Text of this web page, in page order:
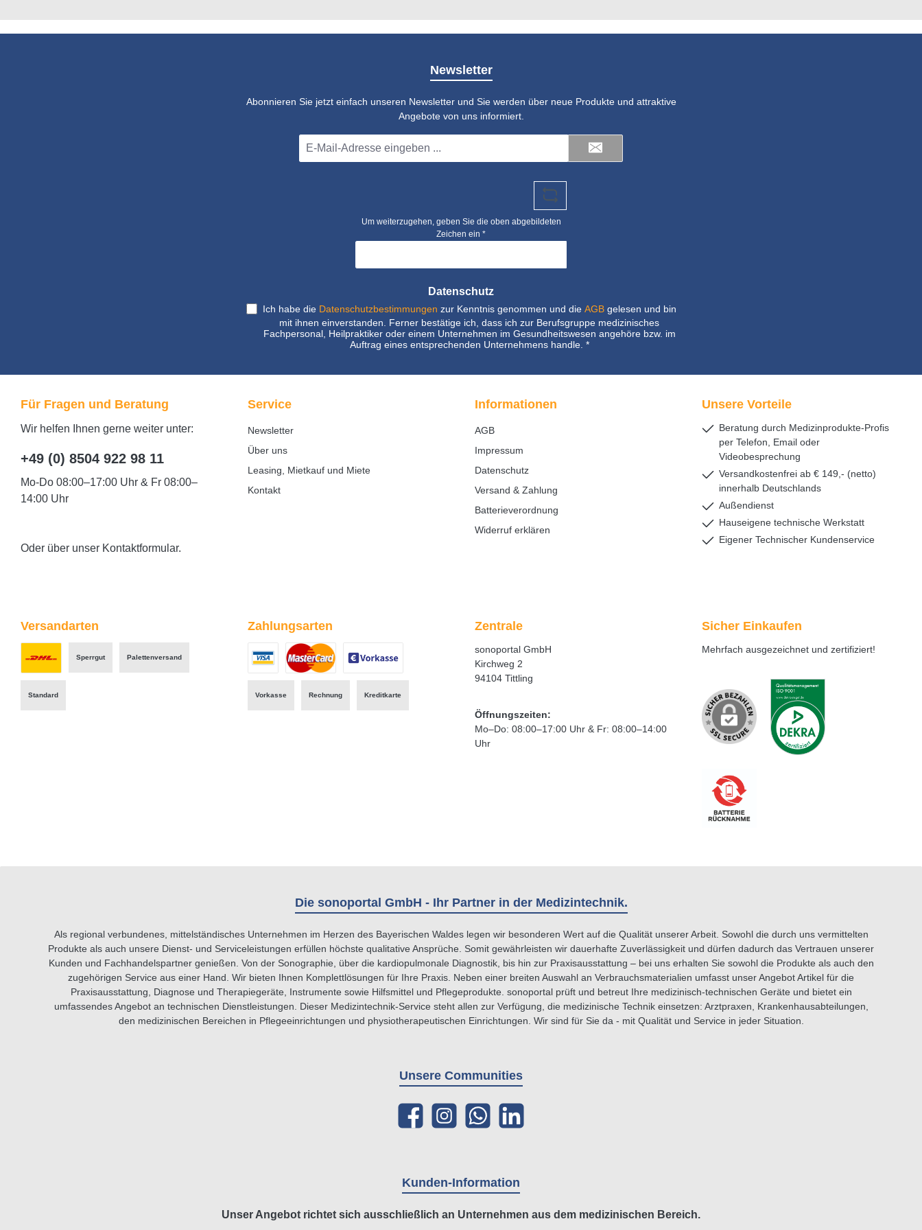
Newsletter
Abonnieren Sie jetzt einfach unseren Newsletter und Sie werden über neue Produkte und attraktive
Angebote von uns informiert.
Mail-
Adresse
Um weiterzugehen, geben Sie die oben abgebildeten
Zeichen ein *
Datenschutz
Ich habe die Datenschutzbestimmungen zur Kenntnis genommen und die AGBgelesen und bin
mit ihnen einverstanden. Ferner bestätige ich, dass ich zur Berufsgruppe medizinisches
Fachpersonal, Heilpraktiker oder einem Unternehmen im Gesundheitswesen angehöre bzw. im
Auftrag eines entsprechenden Unternehmens handle. *
Für Fragen und Beratung
Wir helfen Ihnen gerne weiter unter:
+49 (0) 8504 922 98 11
Mo-Do 08:00–17:00 Uhr & Fr 08:00–
14:00 Uhr
Oder über unser Kontaktformular.
Unsere Vorteile
Beratung durch Medizinprodukte-Profis
per Telefon, Email oder
Videobesprechung
Versandkostenfrei ab € 149,- (netto)
innerhalb Deutschlands
Außendienst
Hauseigene technische Werkstatt
Eigener Technischer Kundenservice
Zentrale
sonoportal GmbH
Kirchweg 2
94104 Tittling
Öffnungszeiten:
Mo–Do: 08:00–17:00 Uhr & Fr: 08:00–14:00
Uhr
Sicher Einkaufen
Mehrfach ausgezeichnet und zertifiziert!
Service
Newsletter
Über uns
Leasing, Mietkauf und Miete
Kontakt
Informationen
AGB
Impressum
Datenschutz
Versand & Zahlung
Batterieverordnung
Widerruf erklären
Versandarten
Standard
Sperrgut Palettenversand
Zahlungsarten
Vorkasse Rechnung Kreditkarte
Die sonoportal GmbH - Ihr Partner in der Medizintechnik.
Als regional verbundenes, mittelständisches Unternehmen im Herzen des Bayerischen Waldes legen wir besonderen Wert auf die Qualität unserer Arbeit. Sowohl die durch uns vermittelten
Produkte als auch unsere Dienst- und Serviceleistungen erfüllen höchste qualitative Ansprüche. Somit gewährleisten wir dauerhafte Zuverlässigkeit und dürfen dadurch das Vertrauen unserer
Kunden und Fachhandelspartner genießen. Von der Sonographie, über die kardiopulmonale Diagnostik, bis hin zur Praxisausstattung – bei uns erhalten Sie sowohl die Produkte als auch den
zugehörigen Service aus einer Hand. Wir bieten Ihnen Komplettlösungen für Ihre Praxis. Neben einer breiten Auswahl an Verbrauchsmaterialien umfasst unser Angebot Artikel für die
Praxisausstattung, Diagnose und Therapiegeräte, Instrumente sowie Hilfsmittel und Pflegeprodukte. sonoportal prüft und betreut Ihre medizinisch-technischen Geräte und bietet ein
umfassendes Angebot an technischen Dienstleistungen. Dieser Medizintechnik-Service steht allen zur Verfügung, die medizinische Technik einsetzen: Arztpraxen, Krankenhausabteilungen,
den medizinischen Bereichen in Pflegeeinrichtungen und physiotherapeutischen Einrichtungen. Wir sind für Sie da - mit Qualität und Service in jeder Situation.
Unsere Communities
FacebookInstagramWhatsAppLinkedIn
Kunden-Information
Unser Angebot richtet sich ausschließlich an Unternehmen aus dem medizinischen Bereich.